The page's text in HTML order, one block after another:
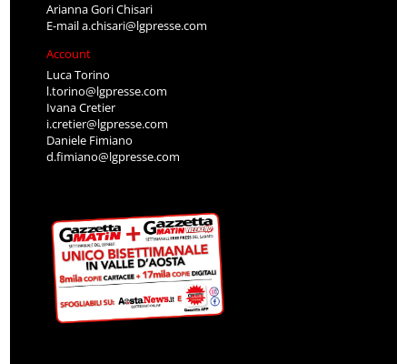
Arianna Gori Chisari
E-maila.chisari@lgpresse.com
Account
Luca Torino
l.torino@lgpresse.com
Ivana Cretier
i.cretier@lgpresse.com
Daniele Fimiano
d.fimiano@lgpresse.com